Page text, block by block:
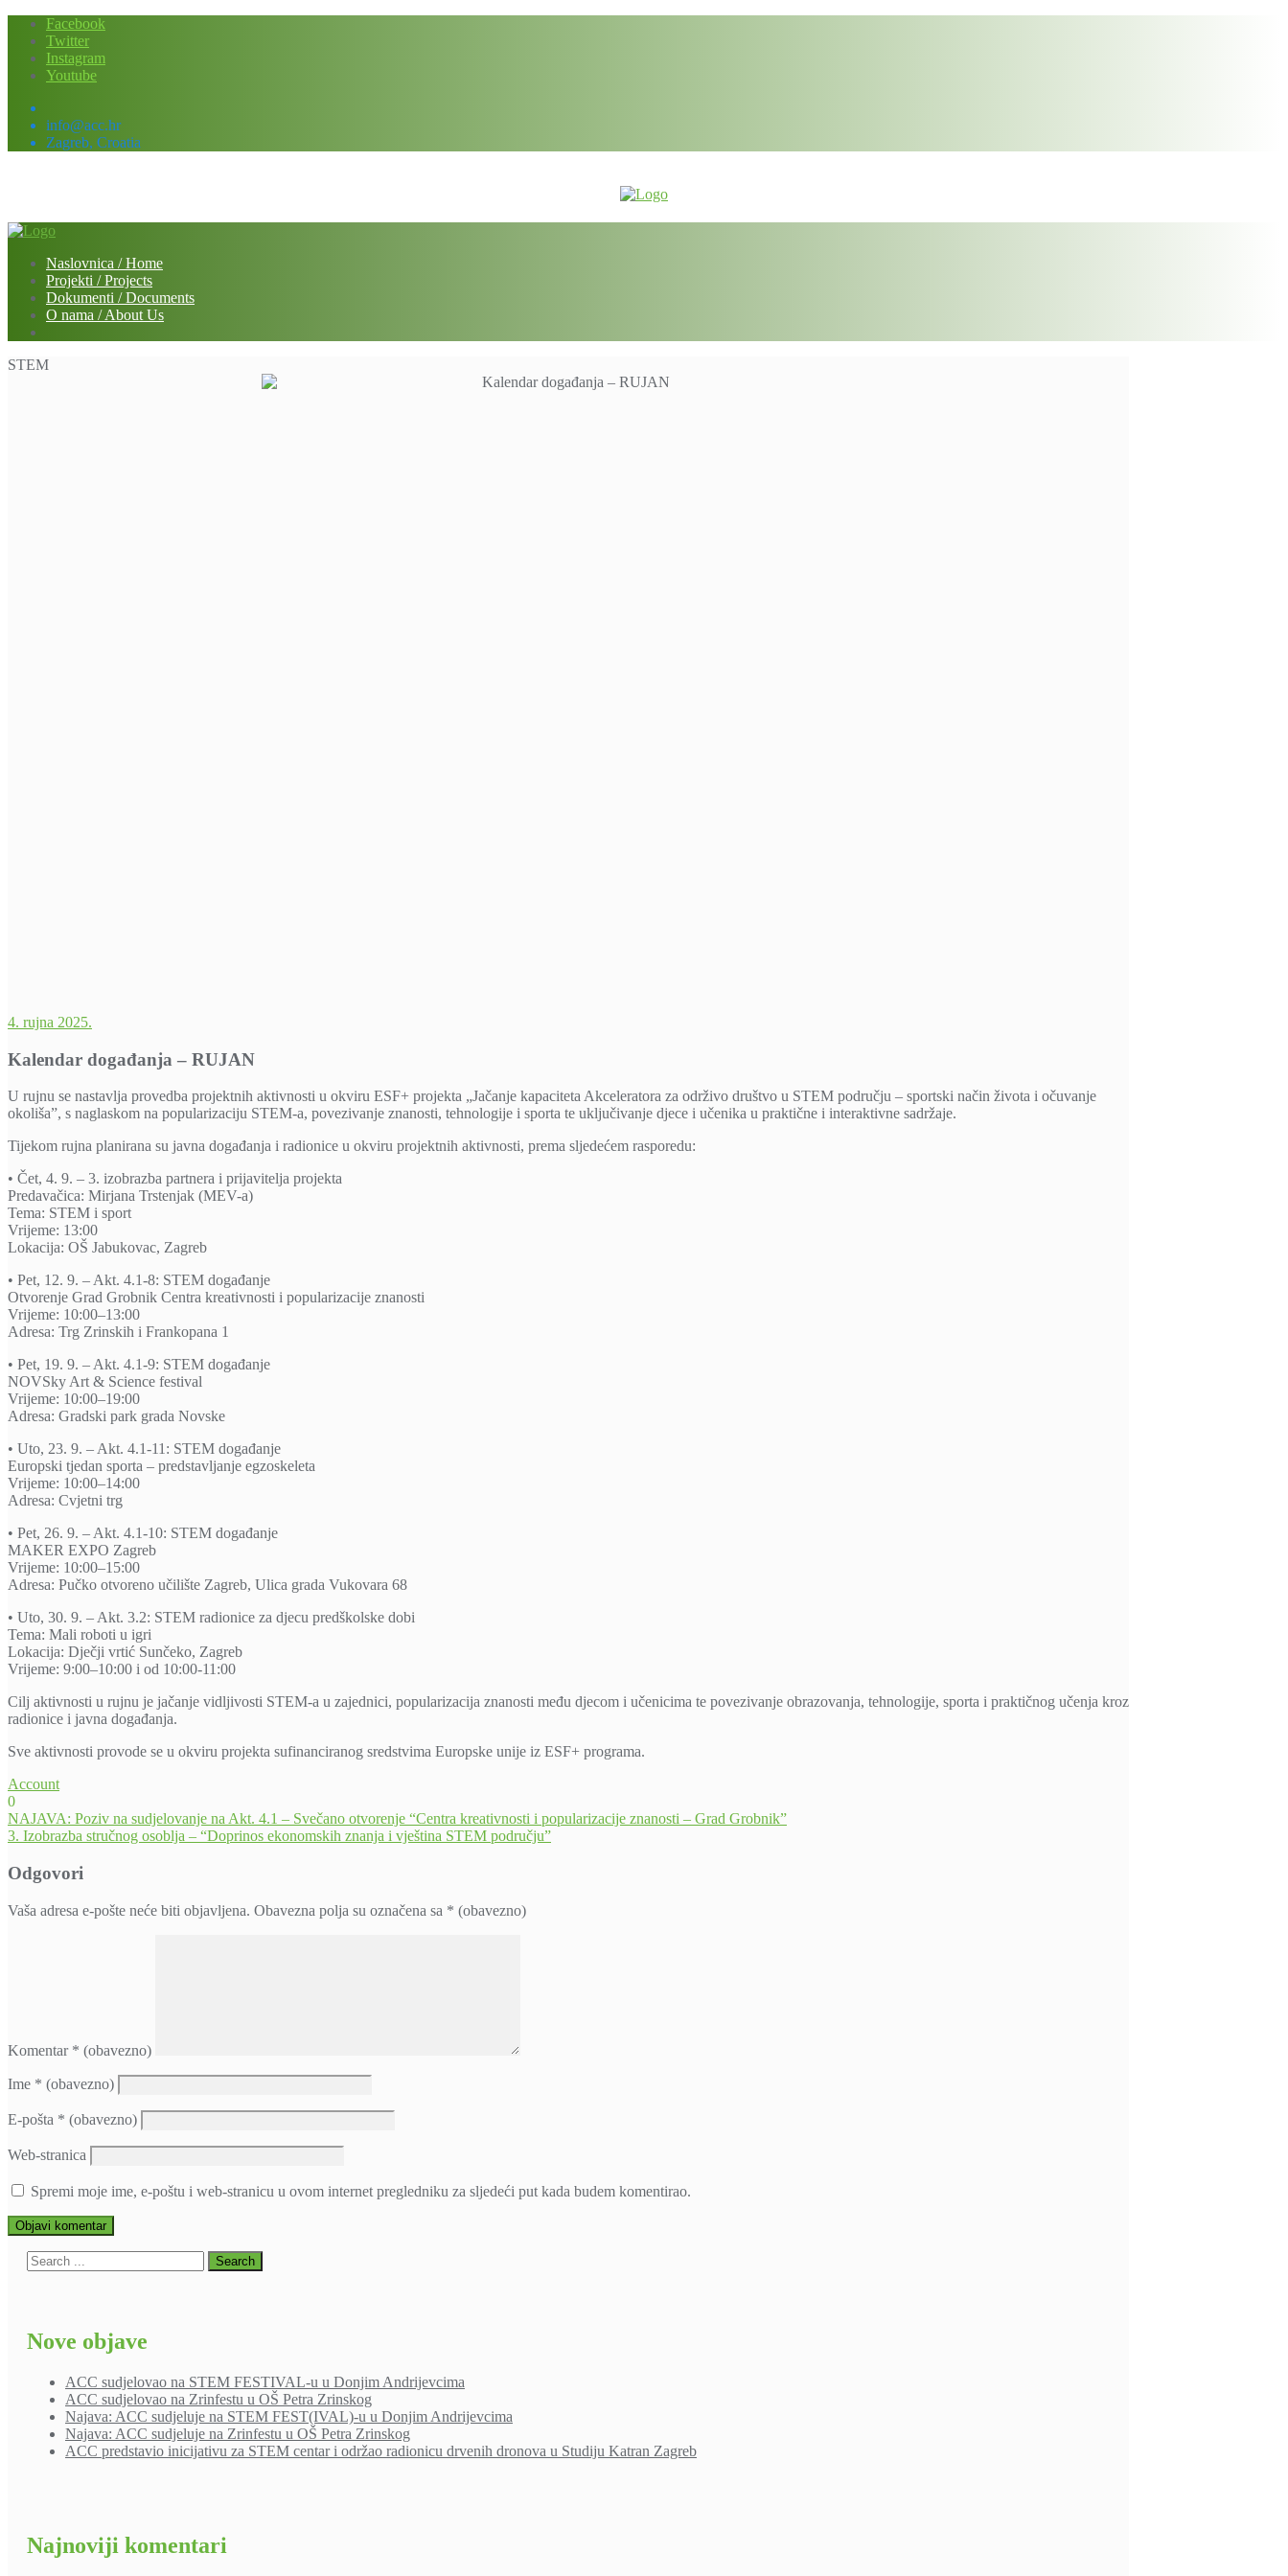
Skip
content
Facebook
Twitter
Instagram
Youtube
info@acc.hr
Zagreb, Croatia
Naslovnica / Home
Projekti / Projects
Dokumenti / Documents
O nama / About Us
STEM
4. rujna 2025.
Kalendar događanja – RUJAN
U rujnu se nastavlja provedba projektnih aktivnosti u okviru ESF+ projekta „Jačanje kapaciteta Akceleratora za održivo društvo u STEM području – sportski način života i očuvanje
okoliša”, s naglaskom na popularizaciju STEM-a, povezivanje znanosti, tehnologije i sporta te uključivanje djece i učenika u praktične i interaktivne sadržaje.
Tijekom rujna planirana su javna događanja i radionice u okviru projektnih aktivnosti, prema sljedećem rasporedu:
• Čet, 4. 9. – 3. izobrazba partnera i prijavitelja projekta
Predavačica: Mirjana Trstenjak (MEV-a)
Tema: STEM i sport
Vrijeme: 13:00
Lokacija: OŠ Jabukovac, Zagreb
• Pet, 12. 9. – Akt. 4.1-8: STEM događanje
Otvorenje Grad Grobnik Centra kreativnosti i popularizacije znanosti
Vrijeme: 10:00–13:00
Adresa: Trg Zrinskih i Frankopana 1
• Pet, 19. 9. – Akt. 4.1-9: STEM događanje
NOVSky Art & Science festival
Vrijeme: 10:00–19:00
Adresa: Gradski park grada Novske
• Uto, 23. 9. – Akt. 4.1-11: STEM događanje
Europski tjedan sporta – predstavljanje egzoskeleta
Vrijeme: 10:00–14:00
Adresa: Cvjetni trg
• Pet, 26. 9. – Akt. 4.1-10: STEM događanje
MAKER EXPO Zagreb
Vrijeme: 10:00–15:00
Adresa: Pučko otvoreno učilište Zagreb, Ulica grada Vukovara 68
• Uto, 30. 9. – Akt. 3.2: STEM radionice za djecu predškolske dobi
Tema: Mali roboti u igri
Lokacija: Dječji vrtić Sunčeko, Zagreb
Vrijeme: 9:00–10:00 i od 10:00-11:00
Cilj aktivnosti u rujnu je jačanje vidljivosti STEM-a u zajednici, popularizacija znanosti među djecom i učenicima te povezivanje obrazovanja, tehnologije, sporta i praktičnog učenja kroz
radionice i javna događanja.
Sve aktivnosti provode se u okviru projekta sufinanciranog sredstvima Europske unije iz ESF+ programa.
Account
0
Navigacija
objava
NAJAVA: Poziv na sudjelovanje na Akt. 4.1 – Svečano otvorenje “Centra kreativnosti i popularizacije znanosti – Grad Grobnik”
3. Izobrazba stručnog osoblja – “Doprinos ekonomskih znanja i vještina STEM području”
Odgovori
Vaša adresa e-pošte neće biti objavljena. Obavezna polja su označena sa * (obavezno)
Komentar * (obavezno)
Ime * (obavezno)
E-pošta * (obavezno)
Web-stranica
Spremi moje ime, e-poštu i web-stranicu u ovom internet pregledniku za sljedeći put kada budem komentirao.
Nove objave
ACC sudjelovao na STEM FESTIVAL-u u Donjim Andrijevcima
ACC sudjelovao na Zrinfestu u OŠ Petra Zrinskog
Najava: ACC sudjeluje na STEM FEST(IVAL)-u u Donjim Andrijevcima
Najava: ACC sudjeluje na Zrinfestu u OŠ Petra Zrinskog
ACC predstavio inicijativu za STEM centar i održao radionicu drvenih dronova u Studiju Katran Zagreb
Najnoviji komentari